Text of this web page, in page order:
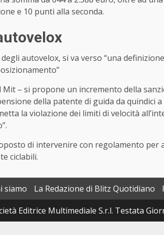
e 10 punti alla seconda.
autovelox, si va verso “una
Mit – si propone un incremento della
della patente di guida da quindici
la violazione dei limiti di velocità
di intervenire con regolamento per
ciclabili.
siamo La Redazione di Blitz Quotidiano
Editrice Multimediale S.r.l. Testata